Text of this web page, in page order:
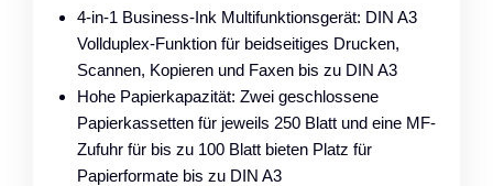
4-in-1 Business-Ink Multifunktionsgerät: DIN A3
Vollduplex-Funktion für beidseitiges Drucken,
Scannen, Kopieren und Faxen bis zu DIN A3
Hohe Papierkapazität: Zwei geschlossene
Papierkassetten für jeweils 250 Blatt und eine MF-
Zufuhr für bis zu 100 Blatt bieten Platz für
Papierformate bis zu DIN A3